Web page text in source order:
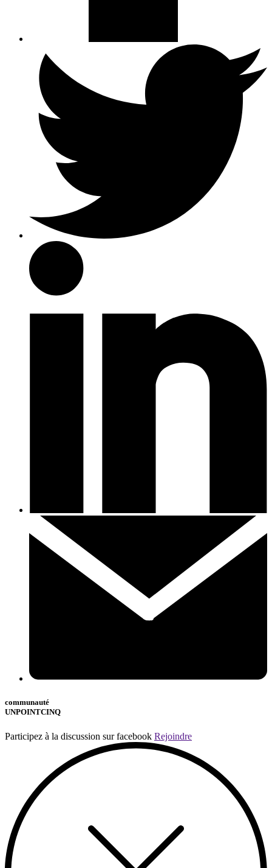
communauté
UNPOINTCINQ
Participez à la discussion sur facebook Rejoindre